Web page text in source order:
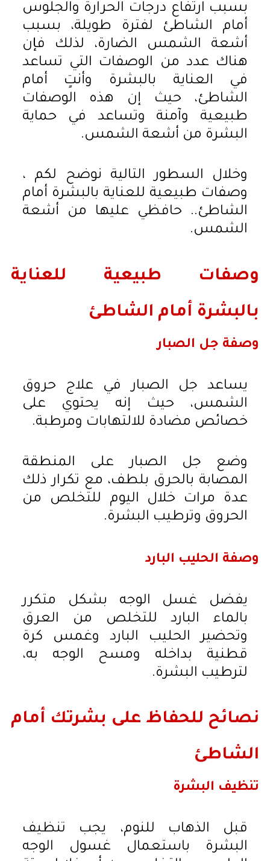
بسبب ارتفاع درجات الحرارة والجلوس
أمام الشاطئ لفترة طويلة، بسبب
أشعة الشمس الضارة، لذلك فإن
هناك عدد من الوصفات التي تساعد
في العناية بالبشرة وأنتٍ أمام
الشاطئ، حيث إن هذه الوصفات
طبيعية وآمنة وتساعد في حماية
البشرة من أشعة الشمس.
وخلال السطور التالية نوضح لكم ،
وصفات طبيعية للعناية بالبشرة أمام
الشاطئ.. حافظي عليها من أشعة
الشمس.
وصفات طبيعية للعناية
بالبشرة أمام الشاطئ
وصفة جل الصبار
يساعد جل الصبار في علاج حروق
الشمس، حيث إنه يحتوي على
خصائص مضادة للالتهابات ومرطبة.
وضع جل الصبار على المنطقة
المصابة بالحرق بلطف، مع تكرار ذلك
عدة مرات خلال اليوم للتخلص من
الحروق وترطيب البشرة.
وصفة الحليب البارد
يفضل غسل الوجه بشكل متكرر
بالماء البارد للتخلص من العرق
وتحضير الحليب البارد وغمس كرة
قطنية بداخله ومسح الوجه به،
لترطيب البشرة.
نصائح للحفاظ على بشرتك أمام
الشاطئ
تنظيف البشرة
قبل الذهاب للنوم، يجب تنظيف
البشرة باستعمال غسول الوجه